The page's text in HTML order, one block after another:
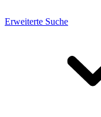
Erweiterte Suche